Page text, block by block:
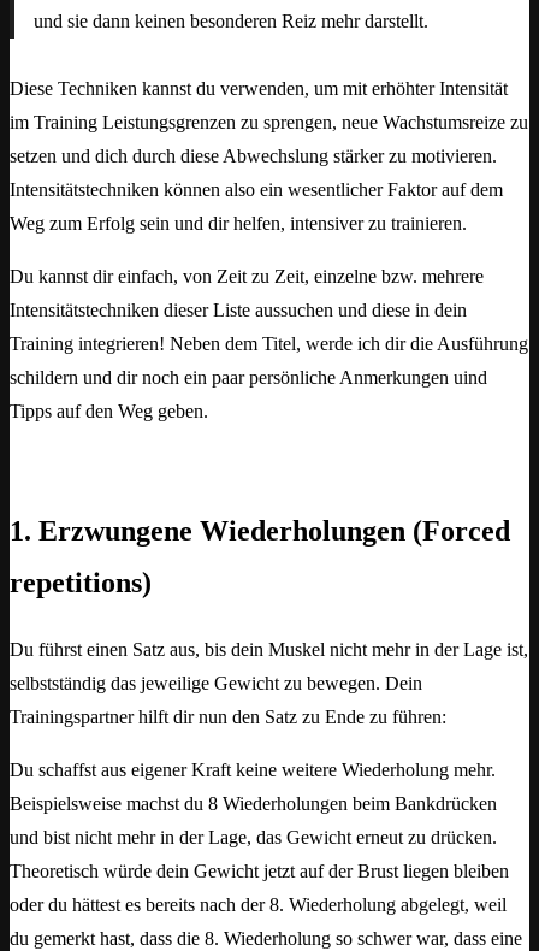
und sie dann keinen besonderen Reiz mehr darstellt.
Diese Techniken kannst du verwenden, um mit erhöhter Intensität
im Training Leistungsgrenzen zu sprengen, neue Wachstumsreize zu
setzen und dich durch diese Abwechslung stärker zu motivieren.
Intensitätstechniken können also ein wesentlicher Faktor auf dem
Weg zum Erfolg sein und dir helfen, intensiver zu trainieren.
Du kannst dir einfach, von Zeit zu Zeit, einzelne bzw. mehrere
Intensitätstechniken dieser Liste aussuchen und diese in dein
Training integrieren! Neben dem Titel, werde ich dir die Ausführung
schildern und dir noch ein paar persönliche Anmerkungen uind
Tipps auf den Weg geben.
1. Erzwungene Wiederholungen (Forced
repetitions)
Du führst einen Satz aus, bis dein Muskel nicht mehr in der Lage ist,
selbstständig das jeweilige Gewicht zu bewegen. Dein
Trainingspartner hilft dir nun den Satz zu Ende zu führen:
Du schaffst aus eigener Kraft keine weitere Wiederholung mehr.
Beispielsweise machst du 8 Wiederholungen beim Bankdrücken
und bist nicht mehr in der Lage, das Gewicht erneut zu drücken.
Theoretisch würde dein Gewicht jetzt auf der Brust liegen bleiben
oder du hättest es bereits nach der 8. Wiederholung abgelegt, weil
du gemerkt hast, dass die 8. Wiederholung so schwer war, dass eine